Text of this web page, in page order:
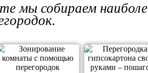
мы собираем